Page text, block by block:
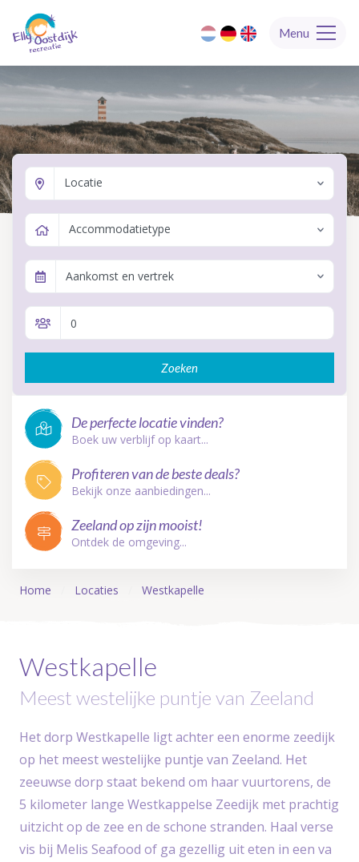
Menu
Locatie
Accommodatietype
Aankomst en vertrek
Zoeken
De perfecte locatie vinden?
Boek uw verblijf op kaart...
Profiteren van de beste deals?
Bekijk onze aanbiedingen...
Zeeland op zijn mooist!
Ontdek de omgeving...
Home Locaties Westkapelle
Westkapelle
Meest westelijke puntje van Zeeland
Het dorp Westkapelle ligt achter een enorme zeedijk
op het meest westelijke puntje van Zeeland. Het
zeeuwse dorp staat bekend om haar vuurtorens, de
5 kilometer lange Westkappelse Zeedijk met prachtig
uitzicht op de zee en de schone stranden. Haal verse
vis bij Melis Seafood of ga gezellig uit eten in een va